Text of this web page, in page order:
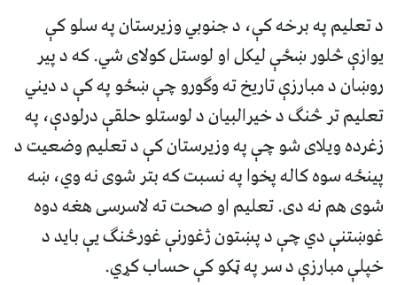
د تعلیم په برخه کې، د جنوبي وزیرستان په سلو کې
یوازې څلور ښځې لیکل او لوستل کولای شي. که د پیر
روښان د مبارزې تاریخ ته وګورو چې ښځو په کې د دیني
تعلیم تر څنګ د خیرالبیان د لوستلو حلقې درلودې، په
زغرده ویلای شو چې په وزیرستان کې د تعلیم وضعیت د
پینځه سوه کاله پخوا په نسبت که بتر شوی نه وي، ښه
شوی هم نه دی. تعلیم او صحت ته لاسرسی هغه دوه
غوښتنې دي چې د پښتون ژغورنې غورځنګ یې باید د
خپلې مبارزې د سر په ټکو کې حساب کړي.